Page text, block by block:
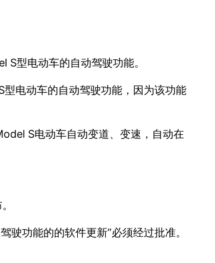
型电动车的自动驾驶功能。
电动车的自动驾驶功能，因为该功能
S电动车自动变道、变速，自动在
功能的的软件更新”必须经过批准。